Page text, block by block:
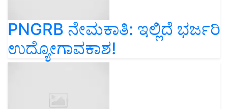
PNGRB ನೇಮಕಾತಿ: ಇಲ್ಲಿದೆ ಭರ್ಜರಿ
ಉದ್ಯೋಗಾವಕಾಶ!